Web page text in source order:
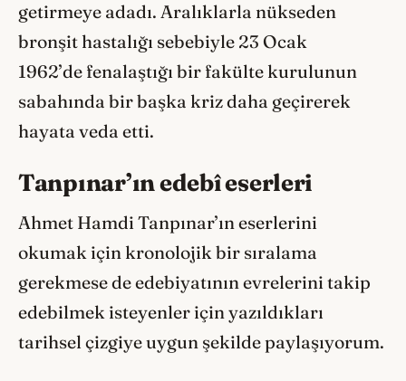
getirmeye adadı. Aralıklarla nükseden
bronşit hastalığı sebebiyle 23 Ocak
1962’de fenalaştığı bir fakülte kurulunun
sabahında bir başka kriz daha geçirerek
hayata veda etti.
Tanpınar’ın edebî eserleri
Ahmet Hamdi Tanpınar’ın eserlerini
okumak için kronolojik bir sıralama
gerekmese de edebiyatının evrelerini takip
edebilmek isteyenler için yazıldıkları
tarihsel çizgiye uygun şekilde paylaşıyorum.